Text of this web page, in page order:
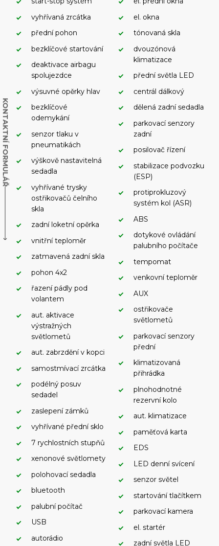
KONTAKTNÍ FORMULÁŘ
vyhřívaná zrcátka
přední pohon
bezklíčové startování
deaktivace airbagu
spolujezdce
výsuvné opěrky hlav
bezklíčové
odemykání
senzor tlaku v
pneumatikách
výškově nastavitelná
sedadla
vyhřívané trysky
ostřikovačů čelního
skla
zadní loketní opěrka
vnitřní teploměr
zatmavená zadní skla
pohon 4x2
řazení pádly pod
volantem
aut. aktivace
výstražných
světlometů
aut. zabrzdění v kopci
samostmívací zrcátka
podélný posuv
sedadel
zaslepení zámků
vyhřívané přední sklo
7 rychlostních stupňů
xenonové světlomety
polohovací sedadla
bluetooth
palubní počítač
USB
autorádio
el. okna
tónovaná skla
dvouzónová
klimatizace
přední světla LED
centrál dálkový
dělená zadní sedadla
parkovací senzory
zadní
posilovač řízení
stabilizace podvozku
(ESP)
protiprokluzový
systém kol (ASR)
ABS
dotykové ovládání
palubního počítače
tempomat
venkovní teploměr
AUX
ostřikovače
světlometů
parkovací senzory
přední
klimatizovaná
přihrádka
plnohodnotné
rezervní kolo
aut. klimatizace
paměťová karta
EDS
LED denní svícení
senzor světel
startování tlačítkem
parkovací kamera
el. startér
zadní světla LED